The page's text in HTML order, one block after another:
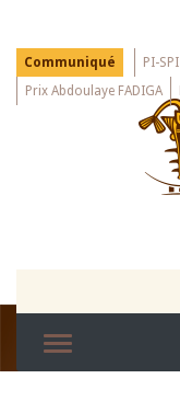
mainMenu
Top
Communiqué PI-SPI
Prix Abdoulaye FADIGA